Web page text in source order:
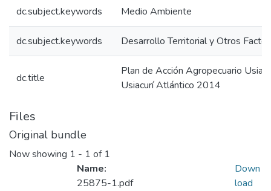
dc.subject.keywords Medio Ambiente
dc.subject.keywords Desarrollo Territorial y Otros
dc.title
Plan de Acción Agropecuario
Usiacurí Atlántico 2014
Files
Original bundle
Now showing 1 - 1 of 1
Name:
25875-1.pdf
Down
load